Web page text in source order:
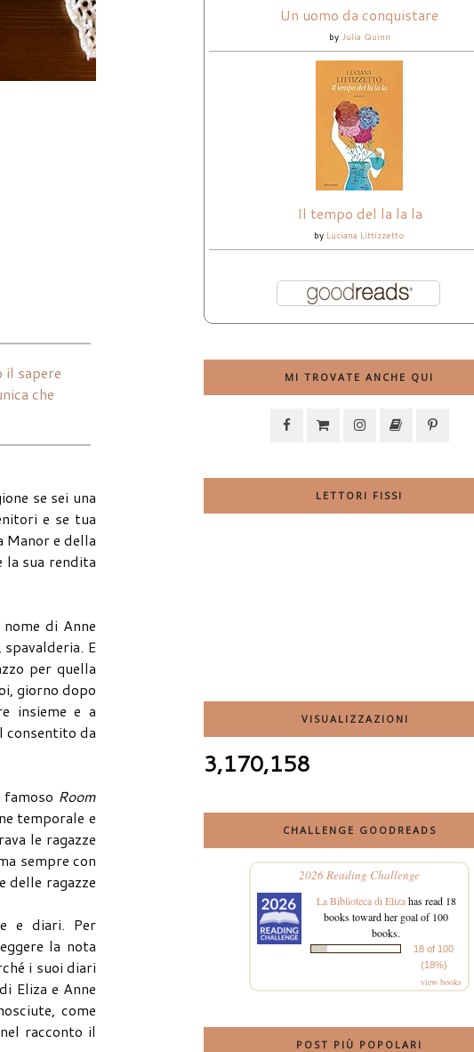
sapere
che
se sei una
e se tua
Manor e della
la sua rendita
di Anne
E
per quella
giorno dopo
insieme e a
consentito da
famoso Room
temporale e
le ragazze
sempre con
delle ragazze
e diari. Per
la nota
i suoi diari
Eliza e Anne
come
racconto il
Un uomo da conquistare
by Julia Quinn
Il tempo del la la la
by Luciana Littizzetto
MI TROVATE ANCHE QUI
LETTORI FISSI
VISUALIZZAZIONI
3,170,158
CHALLENGE GOODREADS
2026 Reading Challenge
La Biblioteca di Elizahas read 18
books toward her goal of 100
books.
18 of 100
(18%)
view books
POST PIÙ POPOLARI